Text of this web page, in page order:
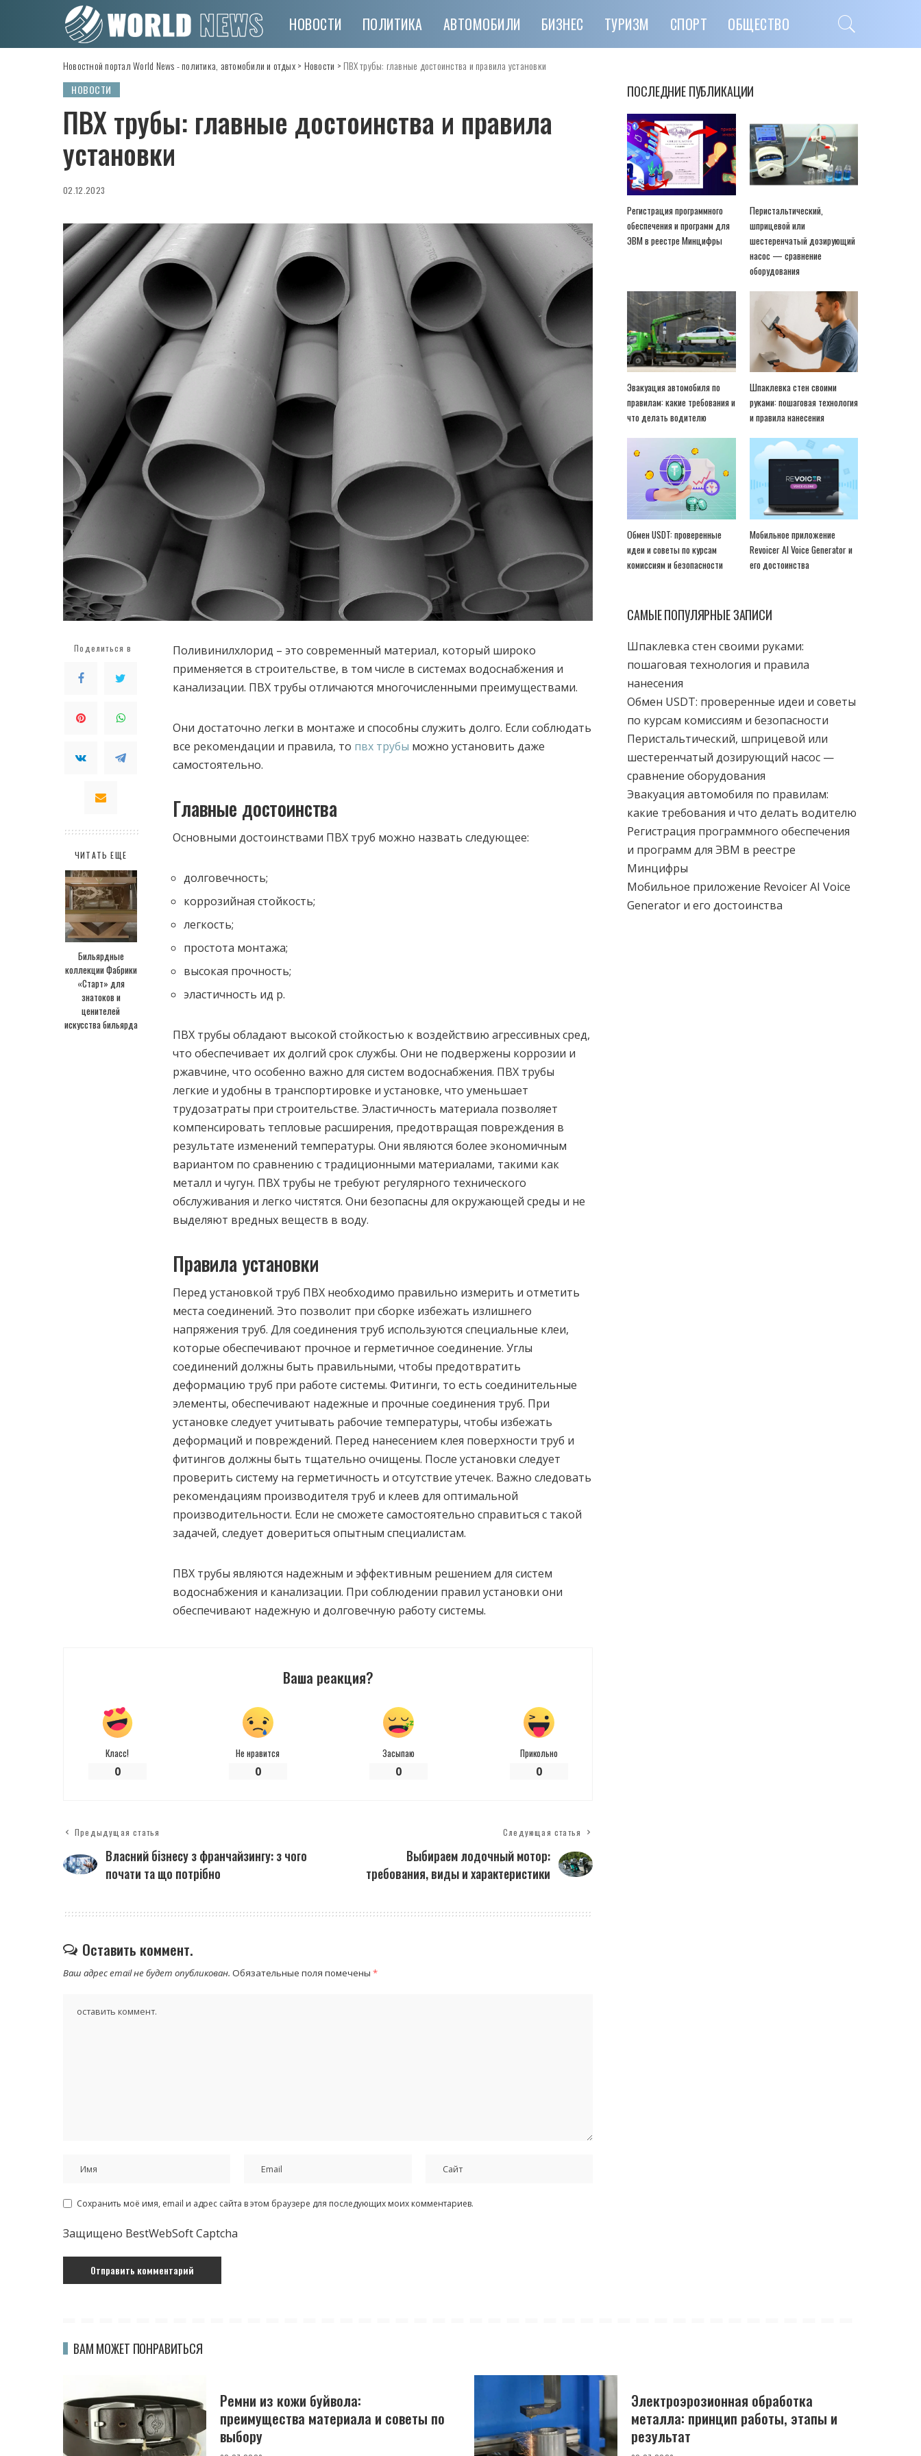
НОВОСТИ ПОЛИТИКА АВТОМОБИЛИ БИЗНЕС ТУРИЗМ СПОРТ ОБЩЕСТВО
Новостной портал World News - политика, автомобили и отдых> Новости > ПВХ трубы: главные достоинства и правила установки
НОВОСТИ
ПВХ трубы: главные достоинства и правила
установки
02.12.2023
Поделиться в
ЧИТАТЬ ЕЩЕ
Бильярдные
коллекции Фабрики
«Старт» для
знатоков и
ценителей
искусства бильярда
Поливинилхлорид – это современный материал, который широко
применяется в строительстве, в том числе в системах водоснабжения и
канализации. ПВХ трубы отличаются многочисленными преимуществами.
Они достаточно легки в монтаже и способны служить долго. Если соблюдать
все рекомендации и правила, то пвх трубы можно установить даже
самостоятельно.
Главные достоинства
Основными достоинствами ПВХ труб можно назвать следующее:
долговечность;
коррозийная стойкость;
легкость;
простота монтажа;
высокая прочность;
эластичность ид р.
ПВХ трубы обладают высокой стойкостью к воздействию агрессивных сред,
что обеспечивает их долгий срок службы. Они не подвержены коррозии и
ржавчине, что особенно важно для систем водоснабжения. ПВХ трубы
легкие и удобны в транспортировке и установке, что уменьшает
трудозатраты при строительстве. Эластичность материала позволяет
компенсировать тепловые расширения, предотвращая повреждения в
результате изменений температуры. Они являются более экономичным
вариантом по сравнению с традиционными материалами, такими как
металл и чугун. ПВХ трубы не требуют регулярного технического
обслуживания и легко чистятся. Они безопасны для окружающей среды и не
выделяют вредных веществ в воду.
Правила установки
Перед установкой труб ПВХ необходимо правильно измерить и отметить
места соединений. Это позволит при сборке избежать излишнего
напряжения труб. Для соединения труб используются специальные клеи,
которые обеспечивают прочное и герметичное соединение. Углы
соединений должны быть правильными, чтобы предотвратить
деформацию труб при работе системы. Фитинги, то есть соединительные
элементы, обеспечивают надежные и прочные соединения труб. При
установке следует учитывать рабочие температуры, чтобы избежать
деформаций и повреждений. Перед нанесением клея поверхности труб и
фитингов должны быть тщательно очищены. После установки следует
проверить систему на герметичность и отсутствие утечек. Важно следовать
рекомендациям производителя труб и клеев для оптимальной
производительности. Если не сможете самостоятельно справиться с такой
задачей, следует довериться опытным специалистам.
ПВХ трубы являются надежным и эффективным решением для систем
водоснабжения и канализации. При соблюдении правил установки они
обеспечивают надежную и долговечную работу системы.
Ваша реакция?
Класс!
0
Не нравится
0
Засыпаю
0
Прикольно
0
Предыдущая статья
Власний бізнесу з франчайзингу: з чого
почати та що потрібно
Следующая статья
Выбираем лодочный мотор:
требования, виды и характеристики
Оставить коммент.
Ваш адрес email не будет опубликован. Обязательные поля помечены *
Сохранить моё имя, email и адрес сайта в этом браузере для последующих моих комментариев.
Защищено BestWebSoft Captcha
ПОСЛЕДНИЕ ПУБЛИКАЦИИ
Регистрация программного
обеспечения и программ для
ЭВМ в реестре Минцифры
Перистальтический,
шприцевой или
шестеренчатый дозирующий
насос — сравнение
оборудования
Эвакуация автомобиля по
правилам: какие требования и
что делать водителю
Шпаклевка стен своими
руками: пошаговая технология
и правила нанесения
Обмен USDT: проверенные
идеи и советы по курсам
комиссиям и безопасности
Мобильное приложение
Revoicer AI Voice Generator и
его достоинства
САМЫЕ ПОПУЛЯРНЫЕ ЗАПИСИ
Шпаклевка стен своими руками:
пошаговая технология и правила
нанесения
Обмен USDT: проверенные идеи и советы
по курсам комиссиям и безопасности
Перистальтический, шприцевой или
шестеренчатый дозирующий насос —
сравнение оборудования
Эвакуация автомобиля по правилам:
какие требования и что делать водителю
Регистрация программного обеспечения
и программ для ЭВМ в реестре
Минцифры
Мобильное приложение Revoicer AI Voice
Generator и его достоинства
ВАМ МОЖЕТ ПОНРАВИТЬСЯ
Ремни из кожи буйвола:
преимущества материала и советы по
выбору
Электроэрозионная обработка
металла: принцип работы, этапы и
результат